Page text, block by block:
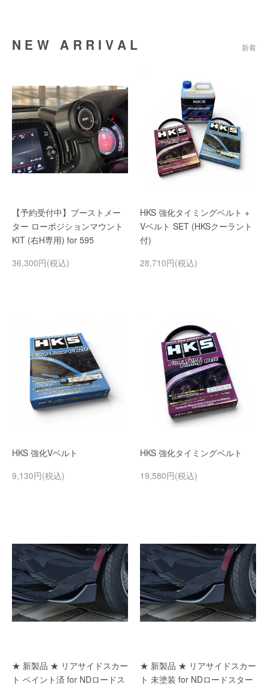
NEW ARRIVAL 新着
【予約受付中】ブーストメー
ター ローポジションマウント
KIT (右H専用) for 595
36,300円(税込)
HKS 強化タイミングベルト +
Vベルト SET (HKSクーラント
付)
28,710円(税込)
HKS 強化Vベルト
9,130円(税込)
HKS 強化タイミングベルト
19,580円(税込)
★ 新製品 ★ リアサイドスカー
ト ベイント済 for NDロードス
★ 新製品 ★ リアサイドスカー
ト 未塗装 for NDロードスター